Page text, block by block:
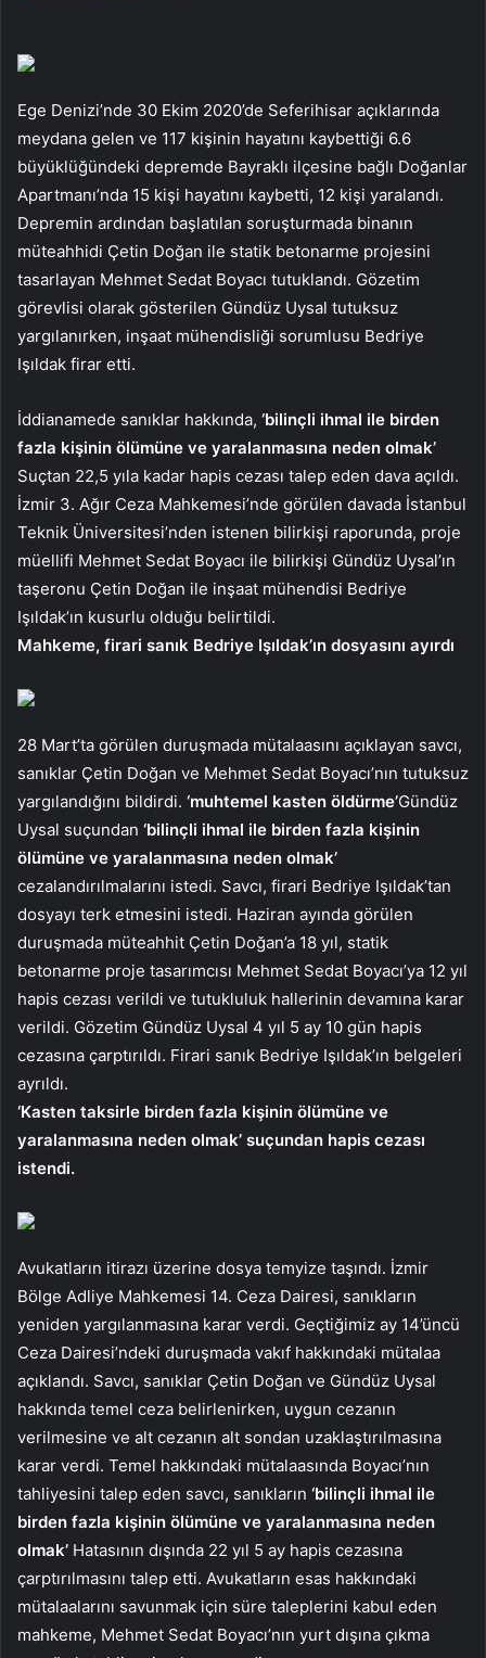
Ege Denizi’nde 30 Ekim 2020’de Seferihisar açıklarında
meydana gelen ve 117 kişinin hayatını kaybettiği 6.6
büyüklüğündeki depremde Bayraklı ilçesine bağlı Doğanlar
Apartmanı’nda 15 kişi hayatını kaybetti, 12 kişi yaralandı.
Depremin ardından başlatılan soruşturmada binanın
müteahhidi Çetin Doğan ile statik betonarme projesini
tasarlayan Mehmet Sedat Boyacı tutuklandı. Gözetim
görevlisi olarak gösterilen Gündüz Uysal tutuksuz
yargılanırken, inşaat mühendisliği sorumlusu Bedriye
Işıldak firar etti.
İddianamede sanıklar hakkında, ‘bilinçli ihmal ile birden
fazla kişinin ölümüne ve yaralanmasına neden olmak’
Suçtan 22,5 yıla kadar hapis cezası talep eden dava açıldı.
İzmir 3. Ağır Ceza Mahkemesi’nde görülen davada İstanbul
Teknik Üniversitesi’nden istenen bilirkişi raporunda, proje
müellifi Mehmet Sedat Boyacı ile bilirkişi Gündüz Uysal’ın
taşeronu Çetin Doğan ile inşaat mühendisi Bedriye
Işıldak’ın kusurlu olduğu belirtildi.
Mahkeme, firari sanık Bedriye Işıldak’ın dosyasını ayırdı
28 Mart’ta görülen duruşmada mütalaasını açıklayan savcı,
sanıklar Çetin Doğan ve Mehmet Sedat Boyacı’nın tutuksuz
yargılandığını bildirdi. ‘muhtemel kasten öldürme’Gündüz
Uysal suçundan ‘bilinçli ihmal ile birden fazla kişinin
ölümüne ve yaralanmasına neden olmak’
cezalandırılmalarını istedi. Savcı, firari Bedriye Işıldak’tan
dosyayı terk etmesini istedi. Haziran ayında görülen
duruşmada müteahhit Çetin Doğan’a 18 yıl, statik
betonarme proje tasarımcısı Mehmet Sedat Boyacı’ya 12 yıl
hapis cezası verildi ve tutukluluk hallerinin devamına karar
verildi. Gözetim Gündüz Uysal 4 yıl 5 ay 10 gün hapis
cezasına çarptırıldı. Firari sanık Bedriye Işıldak’ın belgeleri
ayrıldı.
‘Kasten taksirle birden fazla kişinin ölümüne ve
yaralanmasına neden olmak’ suçundan hapis cezası
istendi.
Avukatların itirazı üzerine dosya temyize taşındı. İzmir
Bölge Adliye Mahkemesi 14. Ceza Dairesi, sanıkların
yeniden yargılanmasına karar verdi. Geçtiğimiz ay 14’üncü
Ceza Dairesi’ndeki duruşmada vakıf hakkındaki mütalaa
açıklandı. Savcı, sanıklar Çetin Doğan ve Gündüz Uysal
hakkında temel ceza belirlenirken, uygun cezanın
verilmesine ve alt cezanın alt sondan uzaklaştırılmasına
karar verdi. Temel hakkındaki mütalaasında Boyacı’nın
tahliyesini talep eden savcı, sanıkların ‘bilinçli ihmal ile
birden fazla kişinin ölümüne ve yaralanmasına neden
olmak’ Hatasının dışında 22 yıl 5 ay hapis cezasına
çarptırılmasını talep etti. Avukatların esas hakkındaki
mütalaalarını savunmak için süre taleplerini kabul eden
mahkeme, Mehmet Sedat Boyacı’nın yurt dışına çıkma